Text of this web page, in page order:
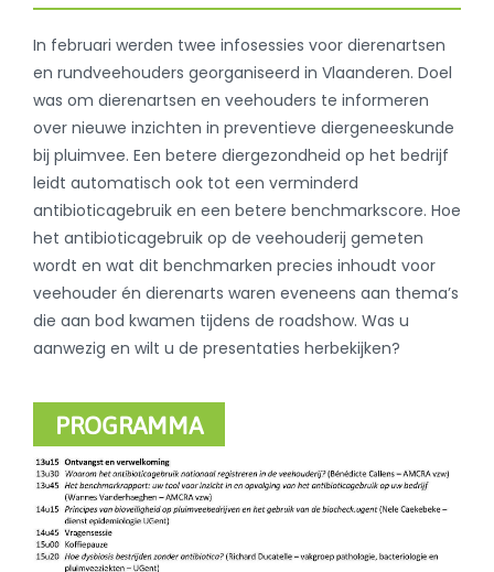
In februari werden twee infosessies voor dierenartsen
en rundveehouders georganiseerd in Vlaanderen. Doel
was om dierenartsen en veehouders te informeren
over nieuwe inzichten in preventieve diergeneeskunde
bij pluimvee. Een betere diergezondheid op het bedrijf
leidt automatisch ook tot een verminderd
antibioticagebruik en een betere benchmarkscore. Hoe
het antibioticagebruik op de veehouderij gemeten
wordt en wat dit benchmarken precies inhoudt voor
veehouder én dierenarts waren eveneens aan thema’s
die aan bod kwamen tijdens de roadshow. Was u
aanwezig en wilt u de presentaties herbekijken?
PROGRAMMA